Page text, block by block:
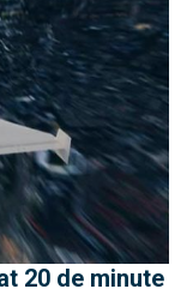
20 de minute